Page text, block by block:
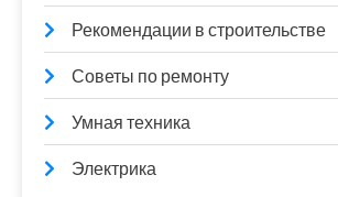
Рекомендации в строительстве
Советы по ремонту
Умная техника
Электрика